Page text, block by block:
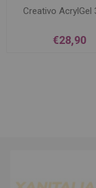
Creativo AcrylGel
€28,90